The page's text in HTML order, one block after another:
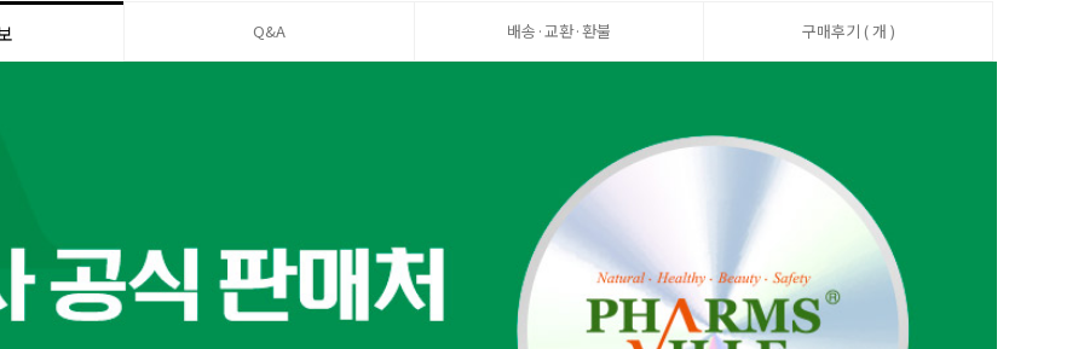
Q&A 배송·교환·환불 구매후기 ( 개 )